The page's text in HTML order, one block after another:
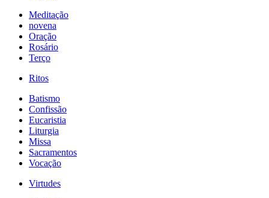
Meditação
novena
Oração
Rosário
Terço
Ritos
Batismo
Confissão
Eucaristia
Liturgia
Missa
Sacramentos
Vocação
Virtudes